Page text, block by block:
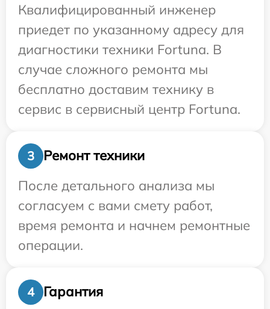
Квалифицированный инженер
приедет по указанному адресу для
диагностики техники Fortuna. В
случае сложного ремонта мы
бесплатно доставим технику в
сервис в сервисный центр Fortuna.
3
Ремонт техники
После детального анализа мы
согласуем с вами смету работ,
время ремонта и начнем ремонтные
операции.
4 Гарантия